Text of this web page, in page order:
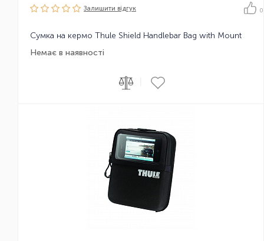
Залишити вiдгук 0
Сумка на кермо Thule Shield Handlebar Bag with Mount
Немає в наявності